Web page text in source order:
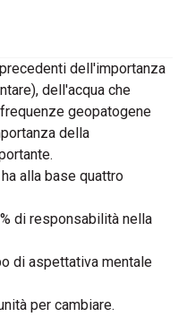
dell'importanza
dell'acqua che
geopatogene
della
alla base quattro
di responsabilità nella
di aspettativa mentale
per cambiare.